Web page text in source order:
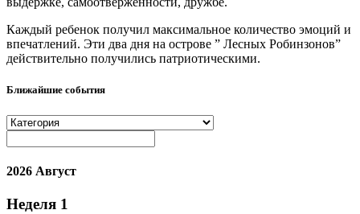
Каждый ребенок получил максимальное количество эмоций и
впечатлений. Эти два дня на острове ” Лесных Робинзонов”
действительно получились патриотическими.
Ближайшие события
2026 Август
Неделя 1